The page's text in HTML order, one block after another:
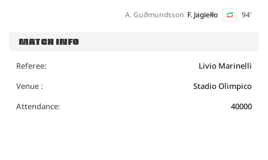
94'
F. Jagiełło
A. Guðmundsson
MATCH INFO
Referee:
Livio Marinelli
Venue :
Stadio Olimpico
Attendance:
40000